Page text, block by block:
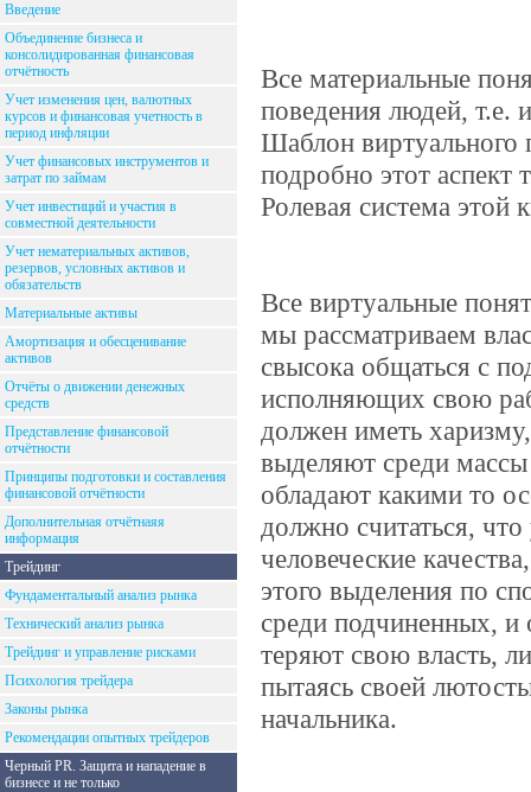
Введение
Объединение бизнеса и
консолидированная финансовая
отчётность
Учет изменения цен, валютных
курсов и финансовая учетность в
период инфляции
Учет финансовых инструментов и
затрат по займам
Учет инвестиций и участия в
совместной деятельности
Учет нематериальных активов,
резервов, условных активов и
обязательств
Материальные активы
Амортизация и обесценивание
активов
Отчёты о движении денежных
средств
Представление финансовой
отчётности
Принципы подготовки и составления
финансовой отчётности
Дополнительная отчётнаяя
информация
Трейдинг
Фундаментальный анализ рынка
Технический анализ рынка
Трейдинг и управление рисками
Психология трейдера
Законы рынка
Рекомендации опытных трейдеров
Черный PR. Защита и нападение в
бизнесе и не только
Все материальные
поведения людей, т.е.
Шаблон виртуального
подробно этот аспект
Ролевая система этой
Все виртуальные
мы рассматриваем
свысока общаться с
исполняющих свою
должен иметь
выделяют среди
обладают какими то
должно считаться,
человеческие
этого выделения по
среди подчиненных, и
теряют свою власть,
пытаясь своей
начальника.